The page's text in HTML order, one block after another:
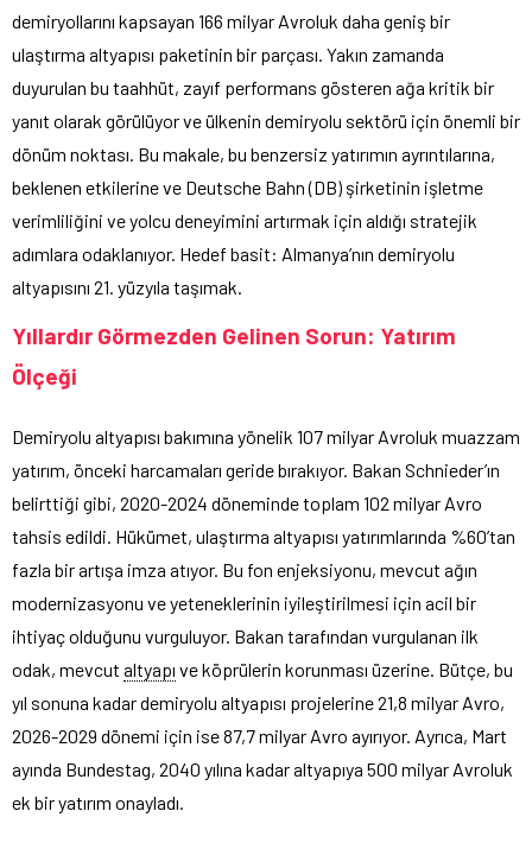
demiryollarını kapsayan 166 milyar Avroluk daha geniş bir
ulaştırma altyapısı paketinin bir parçası. Yakın zamanda
duyurulan bu taahhüt, zayıf performans gösteren ağa kritik bir
yanıt olarak görülüyor ve ülkenin demiryolu sektörü için önemli bir
dönüm noktası. Bu makale, bu benzersiz yatırımın ayrıntılarına,
beklenen etkilerine ve Deutsche Bahn (DB) şirketinin işletme
verimliliğini ve yolcu deneyimini artırmak için aldığı stratejik
adımlara odaklanıyor. Hedef basit: Almanya’nın demiryolu
altyapısını 21. yüzyıla taşımak.
Yıllardır Görmezden Gelinen Sorun: Yatırım
Ölçeği
Demiryolu altyapısı bakımına yönelik 107 milyar Avroluk muazzam
yatırım, önceki harcamaları geride bırakıyor. Bakan Schnieder’ın
belirttiği gibi, 2020-2024 döneminde toplam 102 milyar Avro
tahsis edildi. Hükümet, ulaştırma altyapısı yatırımlarında %60’tan
fazla bir artışa imza atıyor. Bu fon enjeksiyonu, mevcut ağın
modernizasyonu ve yeteneklerinin iyileştirilmesi için acil bir
ihtiyaç olduğunu vurguluyor. Bakan tarafından vurgulanan ilk
odak, mevcut altyapı ve köprülerin korunması üzerine. Bütçe, bu
yıl sonuna kadar demiryolu altyapısı projelerine 21,8 milyar Avro,
2026-2029 dönemi için ise 87,7 milyar Avro ayırıyor. Ayrıca, Mart
ayında Bundestag, 2040 yılına kadar altyapıya 500 milyar Avroluk
ek bir yatırım onayladı.